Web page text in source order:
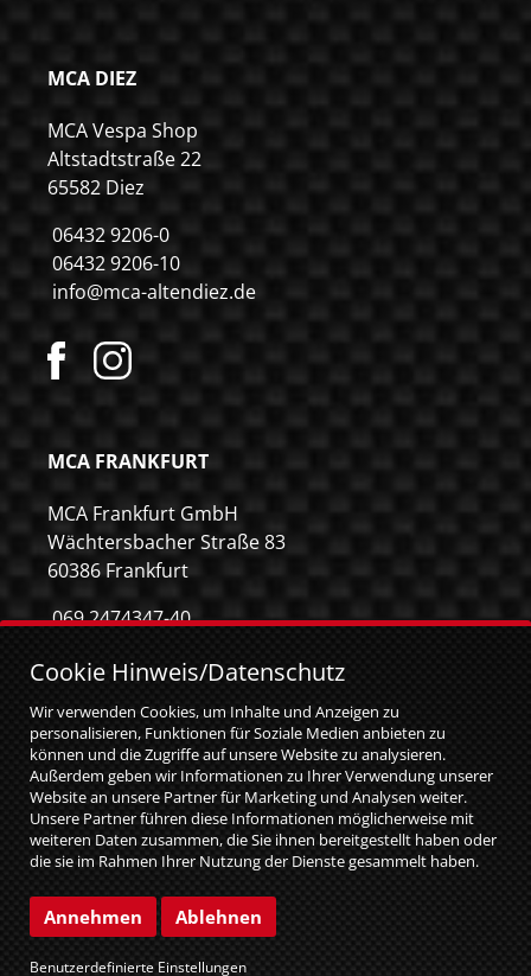
MCA DIEZ
MCA Vespa Shop
Altstadtstraße 22
65582 Diez
06432 9206-0
06432 9206-10
info@mca-altendiez.de
MCA FRANKFURT
MCA Frankfurt GmbH
Wächtersbacher Straße 83
60386 Frankfurt
069 2474347-40
info@mca-frankfurt.de
© MCA GmbH 2026|web relaunch by attentio
Impressum
Datenschutz
Cookie Hinweis/Datenschutz
Wir verwenden Cookies, um Inhalte und Anzeigen zu
personalisieren, Funktionen für Soziale Medien anbieten zu
können und die Zugriffe auf unsere Website zu analysieren.
Außerdem geben wir Informationen zu Ihrer Verwendung unserer
Website an unsere Partner für Marketing und Analysen weiter.
Unsere Partner führen diese Informationen möglicherweise mit
weiteren Daten zusammen, die Sie ihnen bereitgestellt haben oder
die sie im Rahmen Ihrer Nutzung der Dienste gesammelt haben.
Website weiterhin nutzen.
Annehmen Ablehnen
Benutzerdefinierte Einstellungen